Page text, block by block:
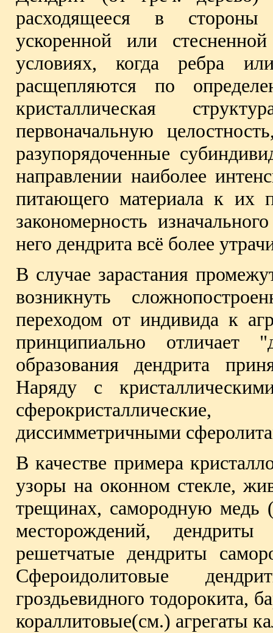
расходящееся в
ускоренной или
условиях, когда ребра
расщепляются по
кристаллическая
первоначальную
разупорядоченные
направлении наиболее
питающего материала к их
закономерность
него дендрита всё более
В случае зарастания
возникнуть
переходом от индивида к
принципиально отличает
образования дендрита
Наряду с
диссимметричными
В качестве примера
узоры на оконном стекле,
трещинах, самородную медь
месторождений,
решетчатые дендриты
Сфероидолитовые
гроздьевидного тодорокита,
кораллитовые(см.) агрегаты